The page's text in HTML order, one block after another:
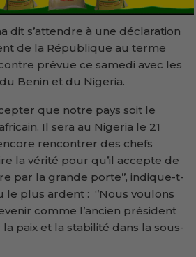
dit s’attendre à une déclaration
de la République au terme
prévue ce samedi avec les
Benin et du Nigeria.
que notre pays soit le
Il sera au Nigeria le 21
rencontrer des chefs
la vérité pour qu’il accepte de
par la grande porte’’, indique-t-
plus ardent : ‘’Nous voulons
comme l’ancien président
paix et la stabilité dans la sous-